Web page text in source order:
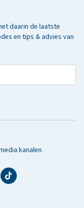
daarin de laatste
en tips & advies van
kanalen